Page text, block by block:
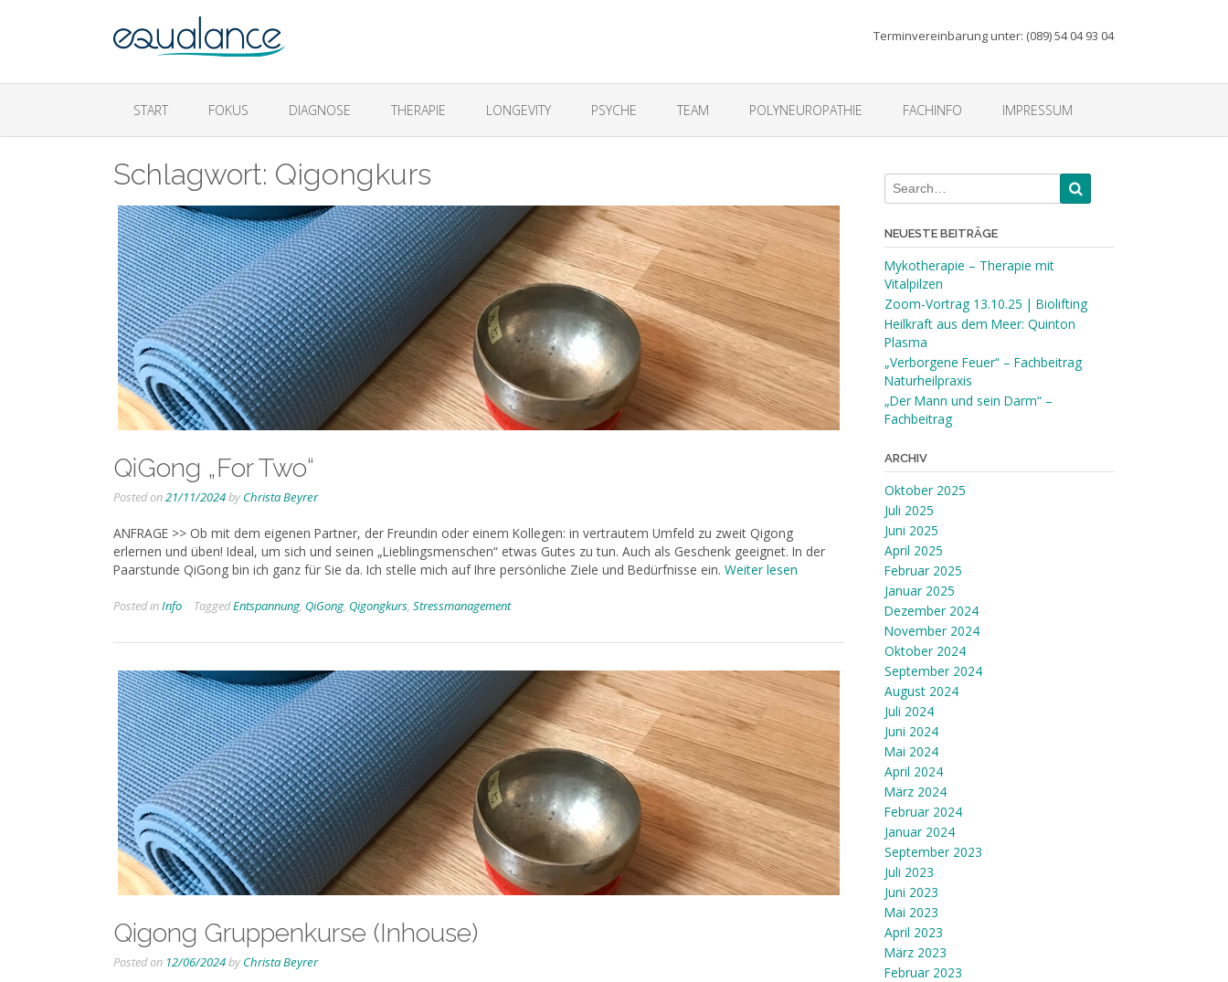
Terminvereinbarung unter: (089) 54 04 93 04
START FOKUS DIAGNOSE THERAPIE LONGEVITY PSYCHE TEAM POLYNEUROPATHIE FACHINFO IMPRESSUM
Schlagwort: Qigongkurs
QiGong „For Two“
Posted on21/11/2024by Christa Beyrer
ANFRAGE >> Ob mit dem eigenen Partner, der Freundin oder einem Kollegen: in vertrautem Umfeld zu zweit Qigong
erlernen und üben! Ideal, um sich und seinen „Lieblingsmenschen“ etwas Gutes zu tun. Auch als Geschenk geeignet. In der
Paarstunde QiGong bin ich ganz für Sie da. Ich stelle mich auf Ihre persönliche Ziele und Bedürfnisse ein. Weiter lesen
Posted inInfo TaggedEntspannung, QiGong, Qigongkurs, Stressmanagement
Qigong Gruppenkurse (Inhouse)
Posted on 12/06/2024by Christa Beyrer
NEUESTE BEITRÄGE
Mykotherapie – Therapie mit
Vitalpilzen
Zoom-Vortrag 13.10.25 | Biolifting
Heilkraft aus dem Meer: Quinton
Plasma
„Verborgene Feuer“ – Fachbeitrag
Naturheilpraxis
„Der Mann und sein Darm“ –
Fachbeitrag
ARCHIV
Oktober 2025
Juli 2025
Juni 2025
April 2025
Februar 2025
Januar 2025
Dezember 2024
November 2024
Oktober 2024
September 2024
August 2024
Juli 2024
Juni 2024
Mai 2024
April 2024
März 2024
Februar 2024
Januar 2024
September 2023
Juli 2023
Juni 2023
Mai 2023
April 2023
März 2023
Februar 2023